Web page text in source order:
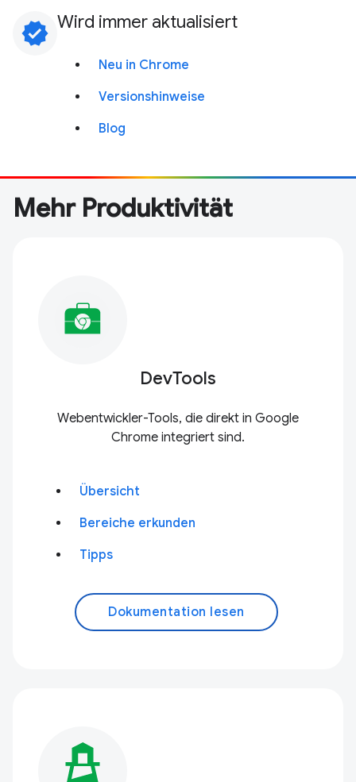
verified Wird immer aktualisiert
Neu in Chrome
Versionshinweise
Blog
Mehr Produktivität
DevTools
Webentwickler-Tools, die direkt in Google
Chrome integriert sind.
Übersicht
Bereiche erkunden
Tipps
Dokumentation lesen